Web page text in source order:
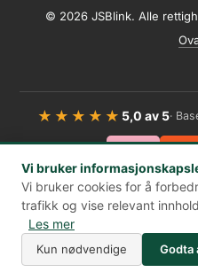
© 2026 JSBlink. Alle
★★★★★ 5,0 av 5·
Klarna
Trygg betaling
Vi bruker
Vi bruker cookies for å
trafikk og vise relevant
Les mer
Kun nødvendige Godta